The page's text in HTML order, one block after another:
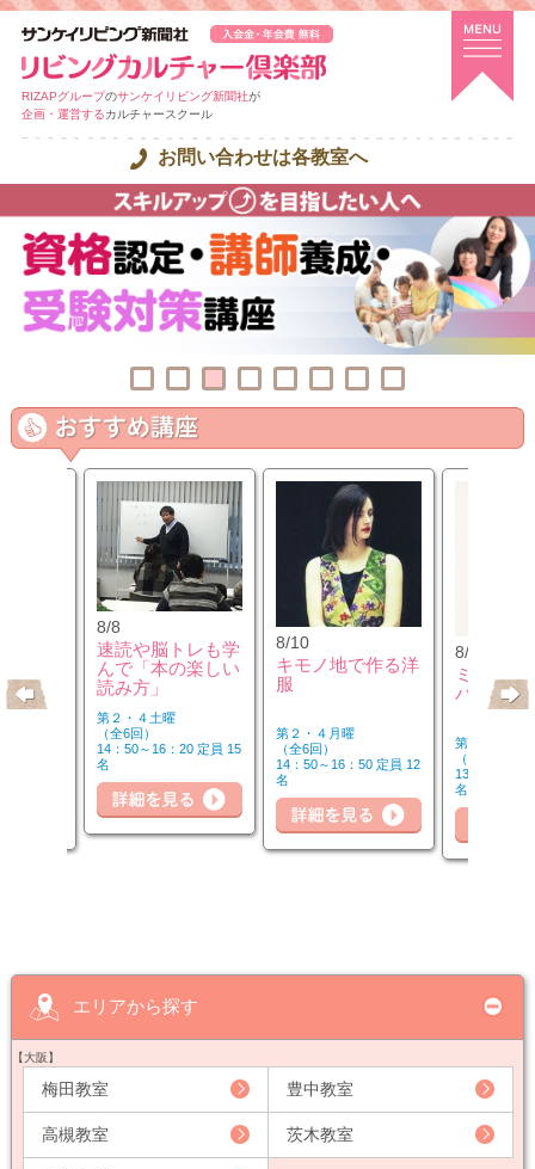
RIZAPグループのサンケイリビング新聞社が
企画・運営するカルチャースクール
お問い合わせは各教室へ
8/8
速読や脳トレも学
んで「本の楽しい
読み方」
第２・４土曜
（全6回）
14：50～16：20 定員 15
名
8/10
キモノ地で作る洋
服
第２・４月曜
（全6回）
14：50～16：50 定員 12
名
8/10
ミュージ
バーを楽
第２・４月曜
（全6回）
13：00～14
名
エリアから探す
【大阪】
梅田教室 豊中教室
高槻教室 茨木教室